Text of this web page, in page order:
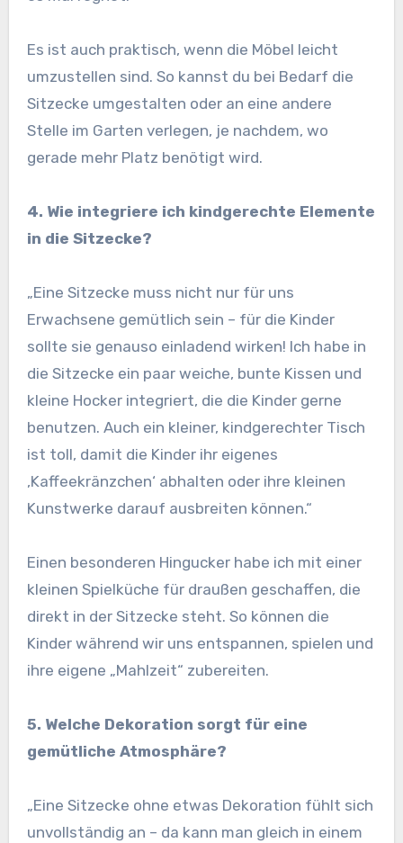
Es ist auch praktisch, wenn die Möbel leicht
umzustellen sind. So kannst du bei Bedarf die
Sitzecke umgestalten oder an eine andere
Stelle im Garten verlegen, je nachdem, wo
gerade mehr Platz benötigt wird.
4. Wie integriere ich kindgerechte Elemente
in die Sitzecke?
„Eine Sitzecke muss nicht nur für uns
Erwachsene gemütlich sein – für die Kinder
sollte sie genauso einladend wirken! Ich habe in
die Sitzecke ein paar weiche, bunte Kissen und
kleine Hocker integriert, die die Kinder gerne
benutzen. Auch ein kleiner, kindgerechter Tisch
ist toll, damit die Kinder ihr eigenes
‚Kaffeekränzchen‘ abhalten oder ihre kleinen
Kunstwerke darauf ausbreiten können.“
Einen besonderen Hingucker habe ich mit einer
kleinen Spielküche für draußen geschaffen, die
direkt in der Sitzecke steht. So können die
Kinder während wir uns entspannen, spielen und
ihre eigene „Mahlzeit“ zubereiten.
5. Welche Dekoration sorgt für eine
gemütliche Atmosphäre?
„Eine Sitzecke ohne etwas Dekoration fühlt sich
unvollständig an – da kann man gleich in einem